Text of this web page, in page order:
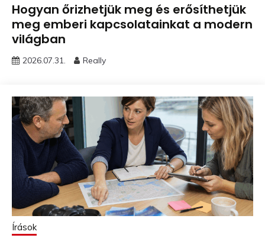
Hogyan őrizhetjük meg és erősíthetjük
meg emberi kapcsolatainkat a modern
világban
2026.07.31. Really
Írások